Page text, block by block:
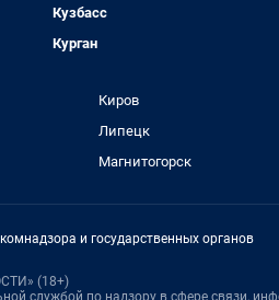
Кузбасс
Курган
Киров
Липецк
Магнитогорск
и государственных органов
(18+)
службой по надзору в сфере связи,